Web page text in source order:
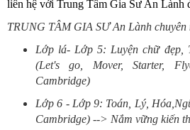
liên hệ với Trung Tâm Gia Sư An Lành
TRUNG TÂM GIA SƯ An Lành chuyên
Lớp lá- Lớp 5: Luyện chữ đẹp,
(Let's go, Mover, Starter,
Cambridge)
Lớp 6 - Lớp 9: Toán, Lý,
Cambridge) --> Nắm vững kiến